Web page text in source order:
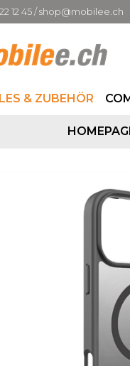
12 45 / shop@mobilee.ch
& ZUBEHÖR